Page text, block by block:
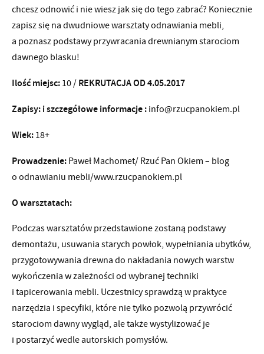
chcesz odnowić i nie wiesz jak się do tego zabrać? Koniecznie
zapisz się na dwudniowe warsztaty odnawiania mebli,
a poznasz podstawy przywracania drewnianym starociom
dawnego blasku!
Ilość miejsc: 10 / REKRUTACJA OD 4.05.2017
Zapisy: i szczegółowe informacje : info@rzucpanokiem.pl
Wiek: 18+
Prowadzenie: Paweł Machomet/ Rzuć Pan Okiem – blog
o odnawianiu mebli/www.rzucpanokiem.pl
O warsztatach:
Podczas warsztatów przedstawione zostaną podstawy
demontażu, usuwania starych powłok, wypełniania ubytków,
przygotowywania drewna do nakładania nowych warstw
wykończenia w zależności od wybranej techniki
i tapicerowania mebli. Uczestnicy sprawdzą w praktyce
narzędzia i specyfiki, które nie tylko pozwolą przywrócić
starociom dawny wygląd, ale także wystylizować je
i postarzyć wedle autorskich pomysłów.